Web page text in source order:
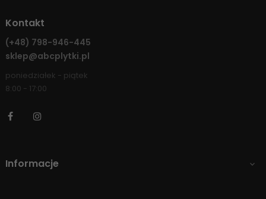
Kontakt
(+48) 798-946-445
sklep@abcplytki.pl
poniedziałek - piątek
8:00 - 17:00
Facebook
Informacje 